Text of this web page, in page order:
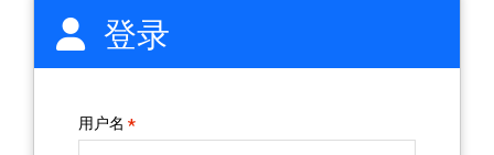
登录
用户名